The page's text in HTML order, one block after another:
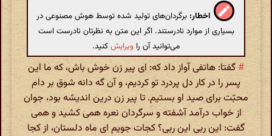
اخطار: برگردان‌های تولید شده توسط هوش مصنوعی در
بسیاری از موارد نادرستند. اگر این متن به نظرتان نادرست است
می‌توانید آن را ویرایشکنید.
# گفتا: هاتفی آواز داد که: ای پیر زن خوش باش، که ما این
پسر را در کار دل پردرد تو کردیم، و آن گه دانه شوق بر دام
محبّت برای صید او بستیم. تا پیر زن درین اندیشه بود، جوان
از خواب درآمد آشفته و سرگردان نعره همی کشید و همی
گفت: این ربی این ربی؟ کجات جویم ای ماه دلستان، از کجا